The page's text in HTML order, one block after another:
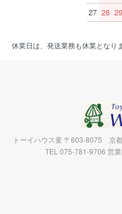
27 28 29
休業日は、発送業務も休業となり
トーイハウス童 〒603-8075
TEL 075-781-9706 営業時